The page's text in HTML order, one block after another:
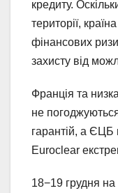
кредиту.
території,
фінансових
захисту від
Франція та
не
гарантій, а ЄЦБ
Euroclear
18−19 грудня